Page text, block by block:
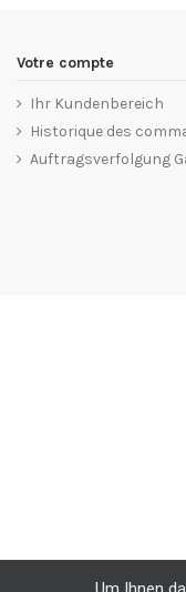
Votre compte
Ihr Kundenbereich
Historique des
Auftragsverfolgung